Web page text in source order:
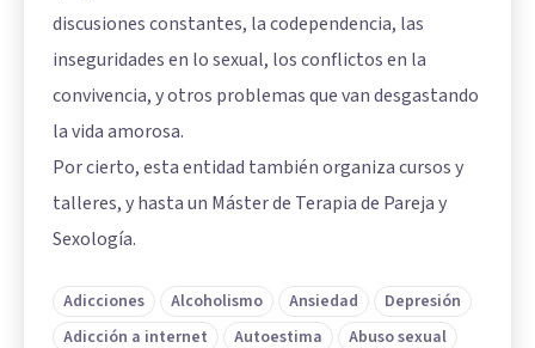
discusiones constantes, la codependencia, las
inseguridades en lo sexual, los conflictos en la
convivencia, y otros problemas que van desgastando
la vida amorosa.
Por cierto, esta entidad también organiza cursos y
talleres, y hasta un Máster de Terapia de Pareja y
Sexología.
Adicciones Alcoholismo Ansiedad
Depresión
Adicción a internet
Autoestima Abuso sexual